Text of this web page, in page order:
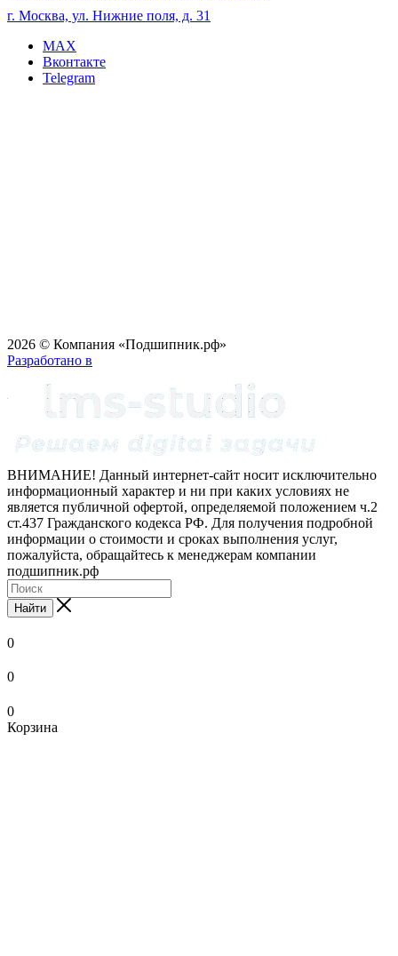
г. Москва, ул. Нижние поля, д. 31
MAX
Вконтакте
Telegram
2026 © Компания «Подшипник.рф»
Разработано в
ВНИМАНИЕ! Данный интернет-сайт носит исключительно
информационный характер и ни при каких условиях не
является публичной офертой, определяемой положением ч.2
ст.437 Гражданского кодекса РФ. Для получения подробной
информации о стоимости и сроках выполнения услуг,
пожалуйста, обращайтесь к менеджерам компании
подшипник.рф
Найти
0
0
0
Корзина